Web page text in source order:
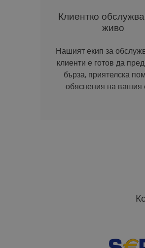
Клиентко
живо
Нашият екип за
клиенти е готов да
бърза, приятелска
обяснения на вашия